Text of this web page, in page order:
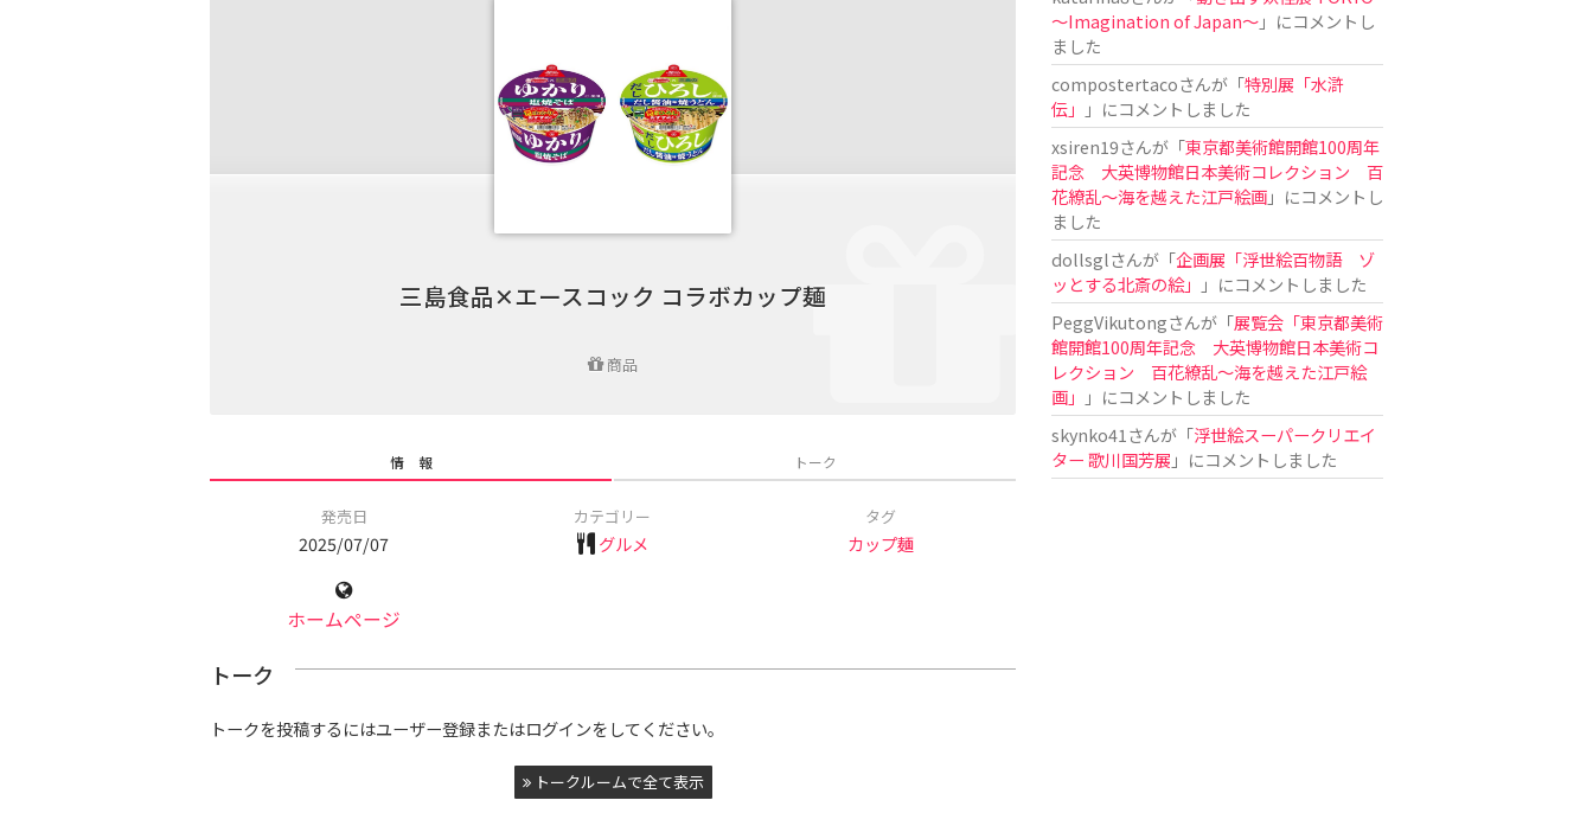
三島食品✕エースコック コラボカップ麺
商品
情 報 トーク
発売日
2025/07/07
カテゴリー
グルメ
タグ
カップ麺
ホームページ
トーク
トークを投稿するにはユーザー登録またはログインをしてください。
トークルームで全て表示
〜Imagination of Japan〜」にコメントし
ました
compostertacoさんが「特別展「水滸
伝」
」にコメントしました
xsiren19さんが「東京都美術館開館100周年
記念 大英博物館日本美術コレクション 百
花繚乱～海を越えた江戸絵画」にコメントし
ました
dollsglさんが「企画展「浮世絵百物語 ゾ
ッとする北斎の絵」
」にコメントしました
PeggVikutongさんが「展覧会「東京都美術
館開館100周年記念 大英博物館日本美術コ
レクション 百花繚乱〜海を越えた江戸絵
画」
」にコメントしました
skynko41 さんが「浮世絵スーパークリエイ
ター 歌川国芳展 」にコメントしました